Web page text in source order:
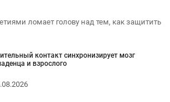
ломает голову над тем, как защитить
контакт синхронизирует мозг
и взрослого